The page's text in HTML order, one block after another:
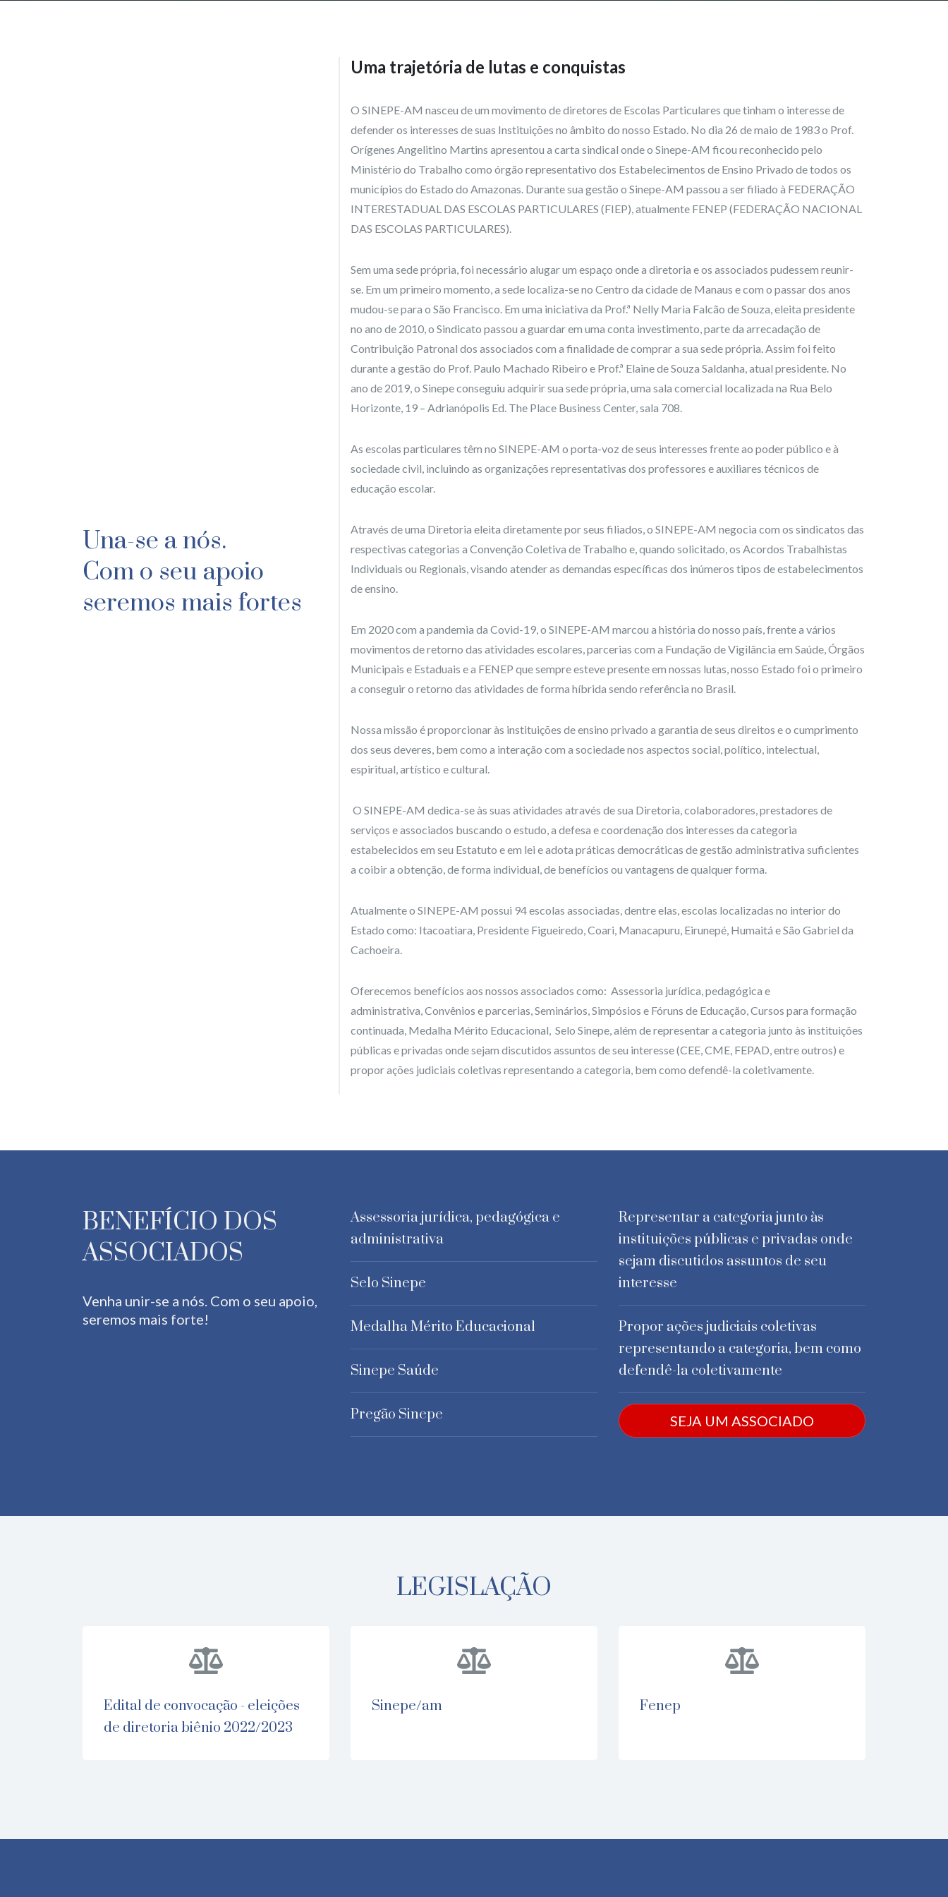
Una-se a nós.
Com o seu apoio
seremos mais fortes
Uma trajetória de lutas e conquistas
O SINEPE-AM nasceu de um movimento de diretores de Escolas Particulares que tinham o interesse de
defender os interesses de suas Instituições no âmbito do nosso Estado. No dia 26 de maio de 1983 o Prof.
Orígenes Angelitino Martins apresentou a carta sindical onde o Sinepe-AM ficou reconhecido pelo
Ministério do Trabalho como órgão representativo dos Estabelecimentos de Ensino Privado de todos os
municípios do Estado do Amazonas. Durante sua gestão o Sinepe-AM passou a ser filiado à FEDERAÇÃO
INTERESTADUAL DAS ESCOLAS PARTICULARES (FIEP), atualmente FENEP (FEDERAÇÃO NACIONAL
DAS ESCOLAS PARTICULARES).
Sem uma sede própria, foi necessário alugar um espaço onde a diretoria e os associados pudessem reunir-
se. Em um primeiro momento, a sede localiza-se no Centro da cidade de Manaus e com o passar dos anos
mudou-se para o São Francisco. Em uma iniciativa da Prof.ª Nelly Maria Falcão de Souza, eleita presidente
no ano de 2010, o Sindicato passou a guardar em uma conta investimento, parte da arrecadação de
Contribuição Patronal dos associados com a finalidade de comprar a sua sede própria. Assim foi feito
durante a gestão do Prof. Paulo Machado Ribeiro e Prof.ª Elaine de Souza Saldanha, atual presidente. No
ano de 2019, o Sinepe conseguiu adquirir sua sede própria, uma sala comercial localizada na Rua Belo
Horizonte, 19 – Adrianópolis Ed. The Place Business Center, sala 708.
As escolas particulares têm no SINEPE-AM o porta-voz de seus interesses frente ao poder público e à
sociedade civil, incluindo as organizações representativas dos professores e auxiliares técnicos de
educação escolar.
Através de uma Diretoria eleita diretamente por seus filiados, o SINEPE-AM negocia com os sindicatos das
respectivas categorias a Convenção Coletiva de Trabalho e, quando solicitado, os Acordos Trabalhistas
Individuais ou Regionais, visando atender as demandas específicas dos inúmeros tipos de estabelecimentos
de ensino.
Em 2020 com a pandemia da Covid-19, o SINEPE-AM marcou a história do nosso país, frente a vários
movimentos de retorno das atividades escolares, parcerias com a Fundação de Vigilância em Saúde, Órgãos
Municipais e Estaduais e a FENEP que sempre esteve presente em nossas lutas, nosso Estado foi o primeiro
a conseguir o retorno das atividades de forma híbrida sendo referência no Brasil.
Nossa missão é proporcionar às instituições de ensino privado a garantia de seus direitos e o cumprimento
dos seus deveres, bem como a interação com a sociedade nos aspectos social, político, intelectual,
espiritual, artístico e cultural.
O SINEPE-AM dedica-se às suas atividades através de sua Diretoria, colaboradores, prestadores de
serviços e associados buscando o estudo, a defesa e coordenação dos interesses da categoria
estabelecidos em seu Estatuto e em lei e adota práticas democráticas de gestão administrativa suficientes
a coibir a obtenção, de forma individual, de benefícios ou vantagens de qualquer forma.
Atualmente o SINEPE-AM possui 94 escolas associadas, dentre elas, escolas localizadas no interior do
Estado como: Itacoatiara, Presidente Figueiredo, Coari, Manacapuru, Eirunepé, Humaitá e São Gabriel da
Cachoeira.
Oferecemos benefícios aos nossos associados como: Assessoria jurídica, pedagógica e
administrativa, Convênios e parcerias, Seminários, Simpósios e Fóruns de Educação, Cursos para formação
continuada, Medalha Mérito Educacional, Selo Sinepe, além de representar a categoria junto às instituições
públicas e privadas onde sejam discutidos assuntos de seu interesse (CEE, CME, FEPAD, entre outros) e
propor ações judiciais coletivas representando a categoria, bem como defendê-la coletivamente.
BENEFÍCIO DOS
ASSOCIADOS
Venha unir-se a nós. Com o seu apoio,
seremos mais forte!
Assessoria jurídica, pedagógica e
administrativa
Selo Sinepe
Medalha Mérito Educacional
Sinepe Saúde
Pregão Sinepe
Representar a categoria junto às
instituições públicas e privadas onde
sejam discutidos assuntos de seu
interesse
Propor ações judiciais coletivas
representando a categoria, bem como
defendê-la coletivamente
SEJA UM ASSOCIADO
LEGISLAÇÃO
edital de convocação - eleições
de diretoria biênio 2022/2023
sinepe/am fenep